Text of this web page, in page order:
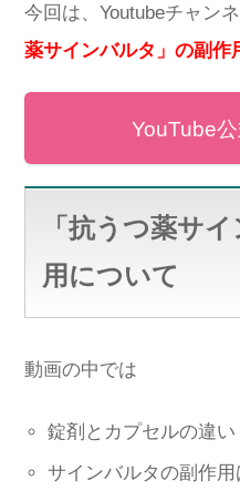
今回は、Youtubeチャン
薬サインバルタ」の副作
YouTube
「抗うつ薬サ
用について
動画の中では
錠剤とカプセルの違い
サインバルタの副作用